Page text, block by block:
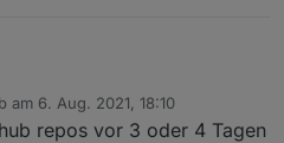
2 1/2 Jahren das letzte mal.
am 6. Aug. 2021, 18:10
von
repos vor 3 oder 4 Tagen